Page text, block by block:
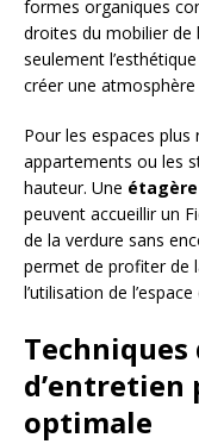
formes organiques
droites du mobilier de
seulement
créer une
Pour les espaces
appartements ou les
hauteur. Une
peuvent accueillir un
de la verdure sans
permet de profiter de
l’utilisation de
d’entretien
optimale